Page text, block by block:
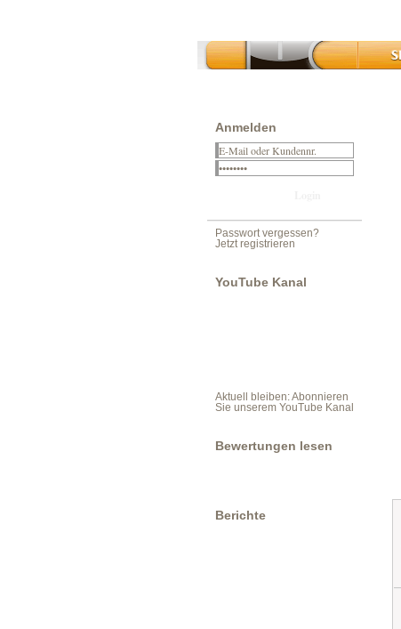
Anmelden
Passwort vergessen?
Jetzt registrieren
YouTube Kanal
Aktuell bleiben: Abonnieren
Sie unserem YouTube Kanal
Bewertungen lesen
Berichte